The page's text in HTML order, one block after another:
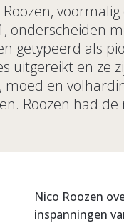
Roozen,
onderscheiden
getypeerd als
uitgereikt en ze
moed en
Roozen had
Nico Roozen
inspanningen